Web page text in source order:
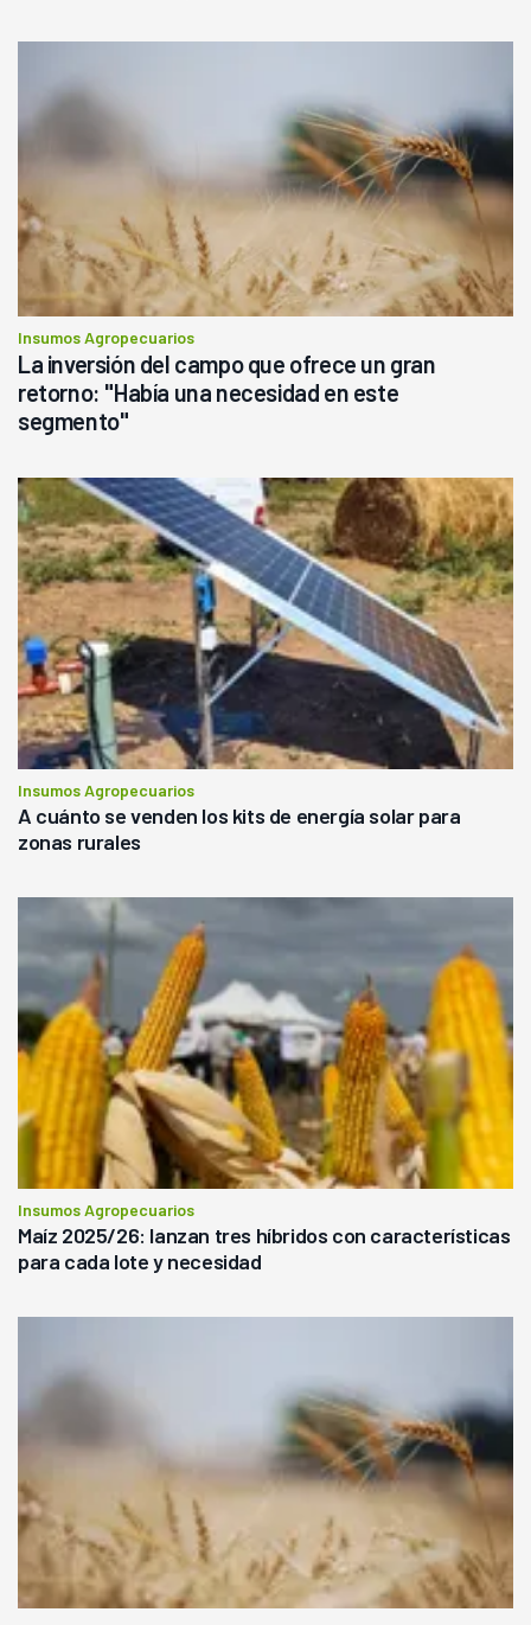
Insumos Agropecuarios
La inversión del campo que ofrece un gran
retorno: "Había una necesidad en este
segmento"
Insumos Agropecuarios
A cuánto se venden los kits de energía solar para
zonas rurales
Insumos Agropecuarios
Maíz 2025/26: lanzan tres híbridos con características
para cada lote y necesidad